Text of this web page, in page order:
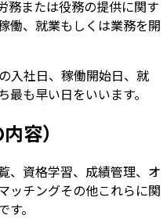
務または役務の提供に関す
働、就業もしくは業務を開
入社日、稼働開始日、就
も早い日をいいます。
容）
、資格学習、成績管理、オ
ッチングその他これらに関
。